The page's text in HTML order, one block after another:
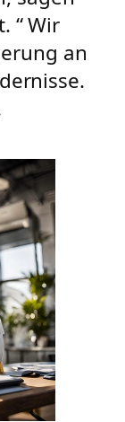
“ Wir
an